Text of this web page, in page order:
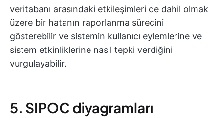
veritabanı arasındaki etkileşimleri de dahil olmak
üzere bir hatanın raporlanma sürecini
gösterebilir ve sistemin kullanıcı eylemlerine ve
sistem etkinliklerine nasıl tepki verdiğini
vurgulayabilir.
5. SIPOC diyagramları